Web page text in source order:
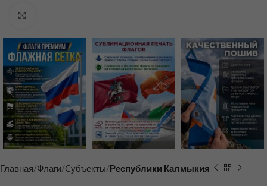
Главная Флаги Cубъекты Республики Калмыкия